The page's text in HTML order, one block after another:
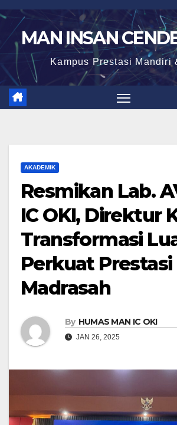
Skip
contentMAN INSAN
Kampus Prestasi Mandiri
AKADEMIK
Resmikan Lab.
IC OKI, Direktur
Transformasi
Perkuat Prestasi
Madrasah
By HUMAS MAN IC OKI
JAN 26, 2025